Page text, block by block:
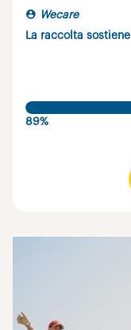
Wecare
La raccolta sostiene
89%